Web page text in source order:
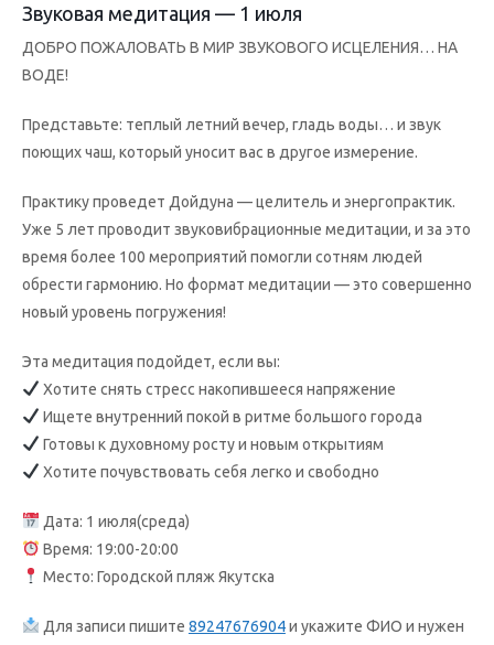
Звуковая медитация — 1 июля
ДОБРО ПОЖАЛОВАТЬ В МИР ЗВУКОВОГО ИСЦЕЛЕНИЯ… НА
ВОДЕ!
Представьте: теплый летний вечер, гладь воды… и звук
поющих чаш, который уносит вас в другое измерение.
Практику проведет Дойдуна — целитель и энергопрактик.
Уже 5 лет проводит звуковибрационные медитации, и за это
время более 100 мероприятий помогли сотням людей
обрести гармонию. Но формат медитации — это совершенно
новый уровень погружения!
Эта медитация подойдет, если вы:
Хотите снять стресс накопившееся напряжение
Ищете внутренний покой в ритме большого города
Готовы к духовному росту и новым открытиям
Хотите почувствовать себя легко и свободно
Дата: 1 июля(среда)
Время: 19:00-20:00
Место: Городской пляж Якутска
Для записи пишите 89247676904и укажите ФИО и нужен